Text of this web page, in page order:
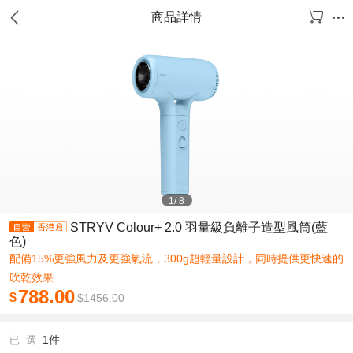
商品詳情
1/8
STRYV Colour+ 2.0 羽量級負離子造型風筒(藍
色)
配備15%更強風力及更強氣流，300g超輕量設計，同時提供更快速的
吹乾效果
$788.00$1456.00
已 選 1件